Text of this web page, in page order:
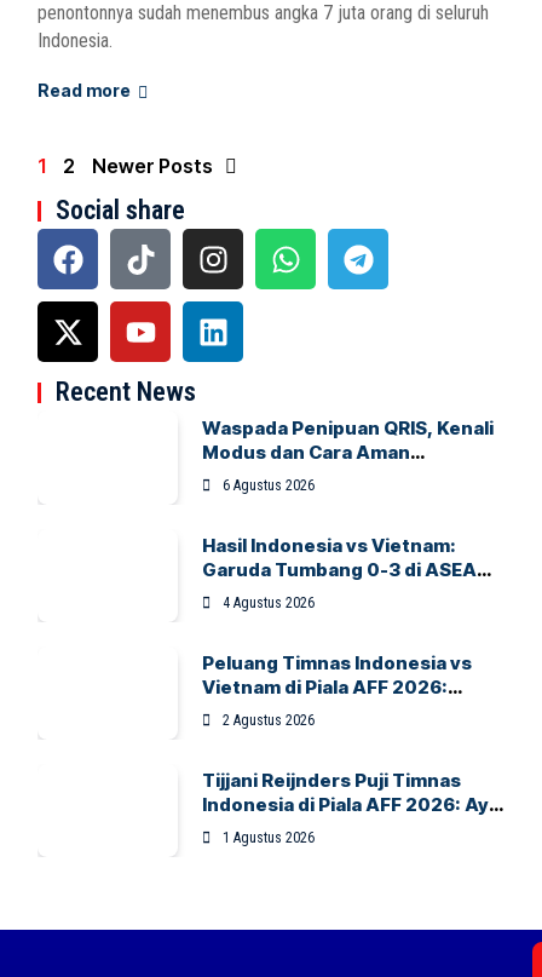
penontonnya sudah menembus angka 7 juta orang di seluruh
Indonesia.
Read more
1 2 Newer Posts
Social share
Recent News
Waspada Penipuan QRIS, Kenali
Modus dan Cara Aman
Bertransaksi
6 Agustus 2026
Hasil Indonesia vs Vietnam:
Garuda Tumbang 0-3 di ASEAN
Hyundai Cup 2026
4 Agustus 2026
Peluang Timnas Indonesia vs
Vietnam di Piala AFF 2026:
Garuda Bidik Tiket Semifinal di
Pakansari
2 Agustus 2026
Tijjani Reijnders Puji Timnas
Indonesia di Piala AFF 2026: Ayo
Indonesia!
1 Agustus 2026